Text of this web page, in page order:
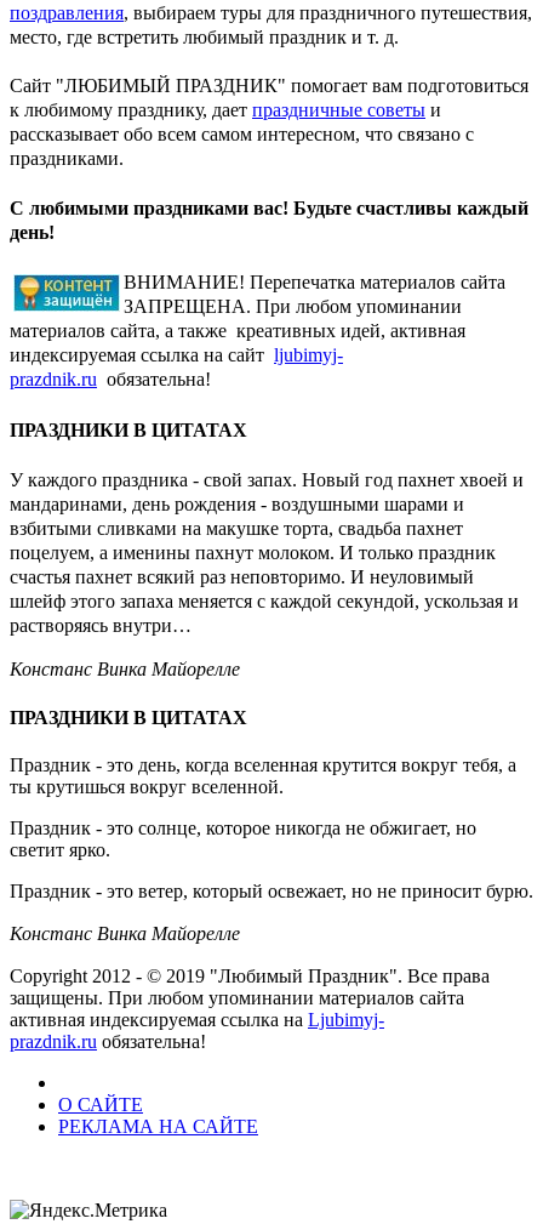
поздравления, выбираем туры для праздничного путешествия,
место, где встретить любимый праздник и т. д.
Сайт "ЛЮБИМЫЙ ПРАЗДНИК" помогает вам подготовиться
к любимому празднику, дает праздничные советы и
рассказывает обо всем самом интересном, что связано с
праздниками.
С любимыми праздниками вас! Будьте счастливы каждый
день!
ВНИМАНИЕ! Перепечатка материалов сайта
ЗАПРЕЩЕНА. При любом упоминании
материалов сайта, а также креативных идей, активная
индексируемая ссылка на сайт ljubimyj-
prazdnik.ru обязательна!
ПРАЗДНИКИ В ЦИТАТАХ
У каждого праздника - свой запах. Новый год пахнет хвоей и
мандаринами, день рождения - воздушными шарами и
взбитыми сливками на макушке торта, свадьба пахнет
поцелуем, а именины пахнут молоком. И только праздник
счастья пахнет всякий раз неповторимо. И неуловимый
шлейф этого запаха меняется с каждой секундой, ускользая и
растворяясь внутри…
Констанс Винка Майорелле
ПРАЗДНИКИ В ЦИТАТАХ
Праздник - это день, когда вселенная крутится вокруг тебя, а
ты крутишься вокруг вселенной.
Праздник - это солнце, которое никогда не обжигает, но
светит ярко.
Праздник - это ветер, который освежает, но не приносит бурю.
Констанс Винка Майорелле
Copyright 2012 - © 2019 "Любимый Праздник". Все права
защищены. При любом упоминании материалов сайта
активная индексируемая ссылка на Ljubimyj-
prazdnik.ru обязательна!
О САЙТЕ
РЕКЛАМА НА САЙТЕ